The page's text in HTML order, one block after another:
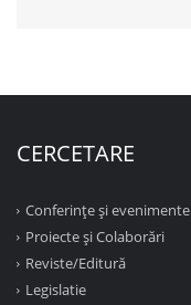
CERCETARE
Conferinţe şi evenimente
Proiecte şi Colaborări
Reviste/Editură
Legislatie